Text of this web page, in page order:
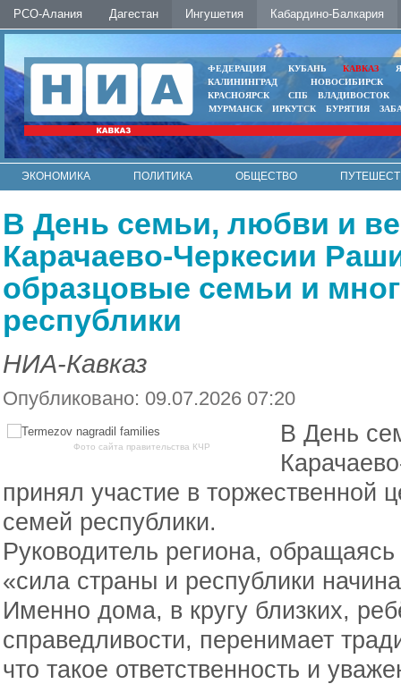
РСО-Алания Дагестан Ингушетия Кабардино-Балкария
ФЕДЕРАЦИЯ КУБАНЬ КАВКАЗ
КАЛИНИНГРАД
НОВОСИБИРСК
КРАСНОЯРСК
СПБ
ВЛАДИВОСТОК
МУРМАНСК
ИРКУТСК БУРЯТИЯ
ЭКОНОМИКА ПОЛИТИКА ОБЩЕСТВО
В День семьи, любви и
Карачаево-Черкесии
образцовые семьи и
республики
НИА-Кавказ
Опубликовано: 09.07.2026 07:20
Фото сайта правительства КЧР
В День
принял участие в торжественной
семей республики.
Руководитель региона,
«сила страны и республики
Именно дома, в кругу близких,
справедливости, перенимает
что такое ответственность и